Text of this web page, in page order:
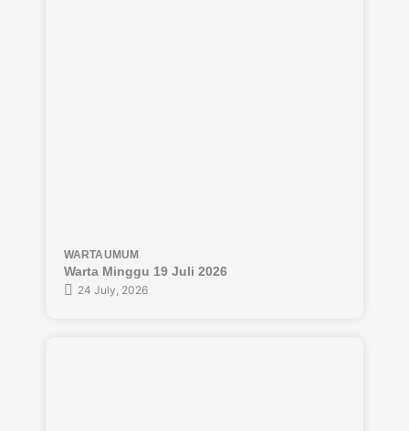
WARTAUMUM
Warta Minggu 19 Juli 2026
24 July, 2026